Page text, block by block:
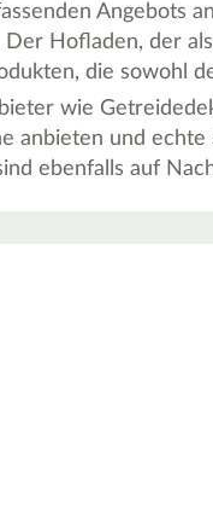
Angebots
Hofladen, der
die sowohl
wie
anbieten und
ebenfalls auf